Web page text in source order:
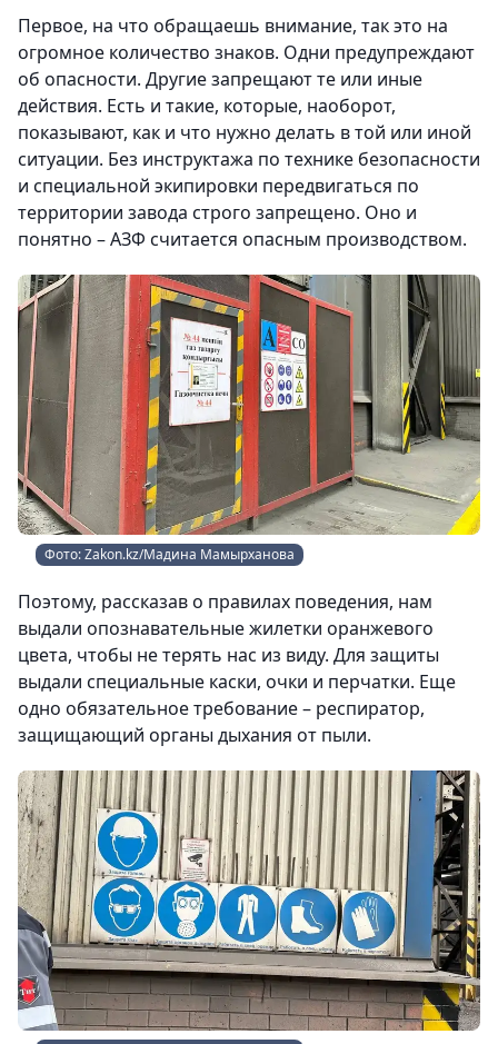
Первое, на что обращаешь внимание, так это на
огромное количество знаков. Одни предупреждают
об опасности. Другие запрещают те или иные
действия. Есть и такие, которые, наоборот,
показывают, как и что нужно делать в той или иной
ситуации. Без инструктажа по технике безопасности
и специальной экипировки передвигаться по
территории завода строго запрещено. Оно и
понятно – АЗФ считается опасным производством.
Фото: Zakon.kz/Мадина Мамырханова
Поэтому, рассказав о правилах поведения, нам
выдали опознавательные жилетки оранжевого
цвета, чтобы не терять нас из виду. Для защиты
выдали специальные каски, очки и перчатки. Еще
одно обязательное требование – респиратор,
защищающий органы дыхания от пыли.